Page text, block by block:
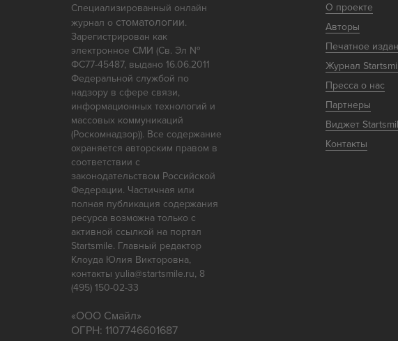
Специализированный онлайн
журнал о стоматологии.
Зарегистрирован как
электронное СМИ (Св. Эл №
ФС77-45487, выдано 16.06.2011
Федеральной службой по
надзору в сфере связи,
информационных технологий и
массовых коммуникаций
(Роскомнадзор)). Все содержание
охраняется авторским правом в
соответствии с
законодательством Российской
Федерации. Частичная или
полная публикация содержания
ресурса возможна только с
активной ссылкой на портал
Startsmile. Главный редактор
Клоуда Юлия Викторовна,
контакты yulia@startsmile.ru, 8
(495) 150-02-33
«ООО Смайл»
ОГРН: 1107746601687
О проекте
Авторы
Печатное
Журнал
Пресса о нас
Партнеры
Виджет
Контакты